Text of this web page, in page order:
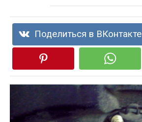
Поделиться в ВКонтакте